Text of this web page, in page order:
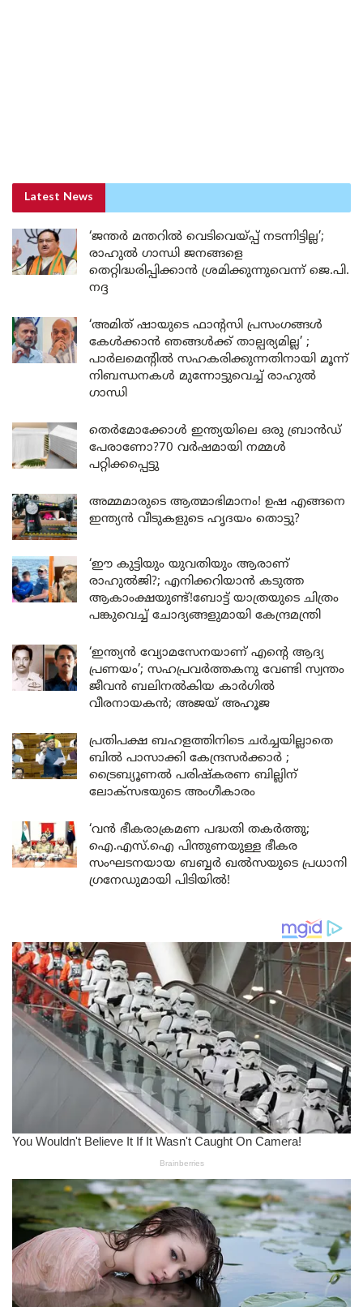
Latest News
‘ജന്തർ മന്തറിൽ വെടിവെയ്പ്പ് നടന്നിട്ടില്ല’;
രാഹുൽ ഗാന്ധി ജനങ്ങളെ
തെറ്റിദ്ധരിപ്പിക്കാൻ ശ്രമിക്കുന്നുവെന്ന് ജെ.പി.
നദ്ദ
‘അമിത് ഷായുടെ ഫാന്റസി പ്രസംഗങ്ങൾ
കേൾക്കാൻ ഞങ്ങൾക്ക് താല്പര്യമില്ല’ ;
പാർലമെന്റിൽ സഹകരിക്കുന്നതിനായി മൂന്ന്
നിബന്ധനകൾ മുന്നോട്ടുവെച്ച് രാഹുൽ
ഗാന്ധി
തെർമോക്കോൾ ഇന്ത്യയിലെ ഒരു ബ്രാൻഡ്
പേരാണോ?70 വർഷമായി നമ്മൾ
പറ്റിക്കപ്പെട്ടു
അമ്മമാരുടെ ആത്മാഭിമാനം! ഉഷ എങ്ങനെ
ഇന്ത്യൻ വീടുകളുടെ ഹൃദയം തൊട്ടു?
‘ഈ കുട്ടിയും യുവതിയും ആരാണ്
രാഹുൽജി?; എനിക്കറിയാൻ കടുത്ത
ആകാംക്ഷയുണ്ട്!ബോട്ട് യാത്രയുടെ ചിത്രം
പങ്കുവെച്ച് ചോദ്യങ്ങളുമായി കേന്ദ്രമന്ത്രി
‘ഇന്ത്യൻ വ്യോമസേനയാണ് എന്റെ ആദ്യ
പ്രണയം’; സഹപ്രവർത്തകനു വേണ്ടി സ്വന്തം
ജീവൻ ബലിനൽകിയ കാർഗിൽ
വീരനായകൻ; അജയ് അഹൂജ
പ്രതിപക്ഷ ബഹളത്തിനിടെ ചർച്ചയില്ലാതെ
ബിൽ പാസാക്കി കേന്ദ്രസർക്കാർ ;
ട്രൈബ്യൂണൽ പരിഷ്കരണ ബില്ലിന്
ലോക്‌സഭയുടെ അംഗീകാരം
‘വൻ ഭീകരാക്രമണ പദ്ധതി തകർത്തു;
ഐ.എസ്.ഐ പിന്തുണയുള്ള ഭീകര
സംഘടനയായ ബബ്ബർ ഖൽസയുടെ പ്രധാനി
ഗ്രനേഡുമായി പിടിയിൽ!